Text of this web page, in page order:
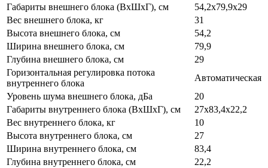
Габариты внешнего блока (ВхШхГ), см
54,2х79,9х29
Вес внешнего блока, кг
31
Высота внешнего блока, см
54,2
Ширина внешнего блока, см
79,9
Глубина внешнего блока, см
29
Горизонтальная регулировка потока
внутреннего блока
Автоматическая
Уровень шума внешнего блока, дБа
20
Габариты внутреннего блока (ВхШхГ), см
27х83,4х22,2
Вес внутреннего блока, кг
10
Высота внутреннего блока, см
27
Ширина внутреннего блока, см
83,4
Глубина внутреннего блока, см
22,2